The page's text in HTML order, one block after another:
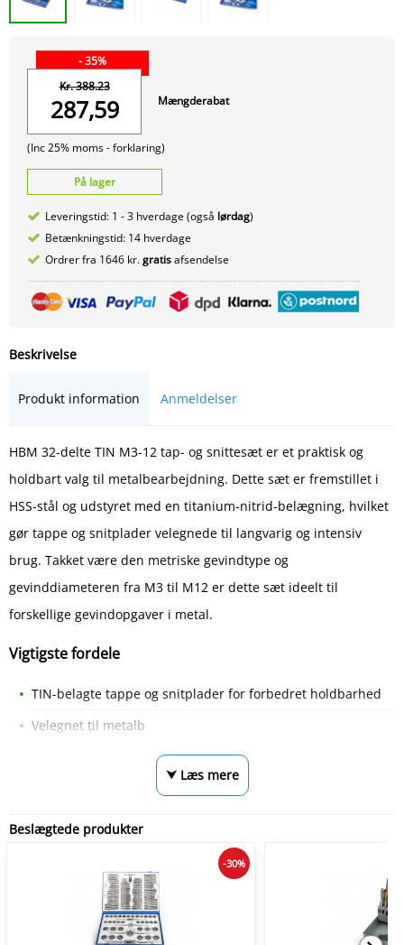
- 35%
Kr. 388.23
287,59
(Inc 25% moms -forklaring)
Mængderabat
På lager
Leveringstid: 1 - 3 hverdage (også lørdag)
Betænkningstid: 14 hverdage
Ordrer fra 1646 kr.gratisafsendelse
Beskrivelse
Produkt information Anmeldelser
HBM 32-delte TIN M3-12 tap- og snittesæt er et praktisk og
holdbart valg til metalbearbejdning. Dette sæt er fremstillet i
HSS-stål og udstyret med en titanium-nitrid-belægning, hvilket
gør tappe og snitplader velegnede til langvarig og intensiv
brug. Takket være den metriske gevindtype og
gevinddiameteren fra M3 til M12 er dette sæt ideelt til
forskellige gevindopgaver i metal.
Vigtigste fordele
TIN-belagte tappe og snitplader for forbedret holdbarhed
Velegnet til metalb
⮟ Læs mere
Beslægtede produkter
-30%